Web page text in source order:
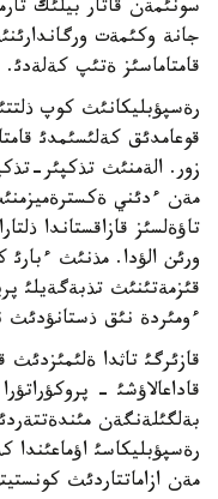
سونئمةن قاتار بيلئك
جانة وكئمةت
قامتاماسئز ةتئپ كةلةدئ.
رةسپؤبليكانئث كوپ
قوعامدئق كةلئسئمدئ
زور. الةمنئث تذكپئر-
مةن ءدئني
تاؤةلسئز قازاقستاندا
ورئن الؤدا. مذنئث ءبارئ
قئزمةتئنئث تذبةگةيلئ
ءومئردة نئق ذستانؤدئث
قازئرگئ تاثدا
قاداعالاؤشئ -
بةلگئلةنگةن
رةسپؤبليكاسئ اؤماعئندا
مةن ازاماتتاردئث